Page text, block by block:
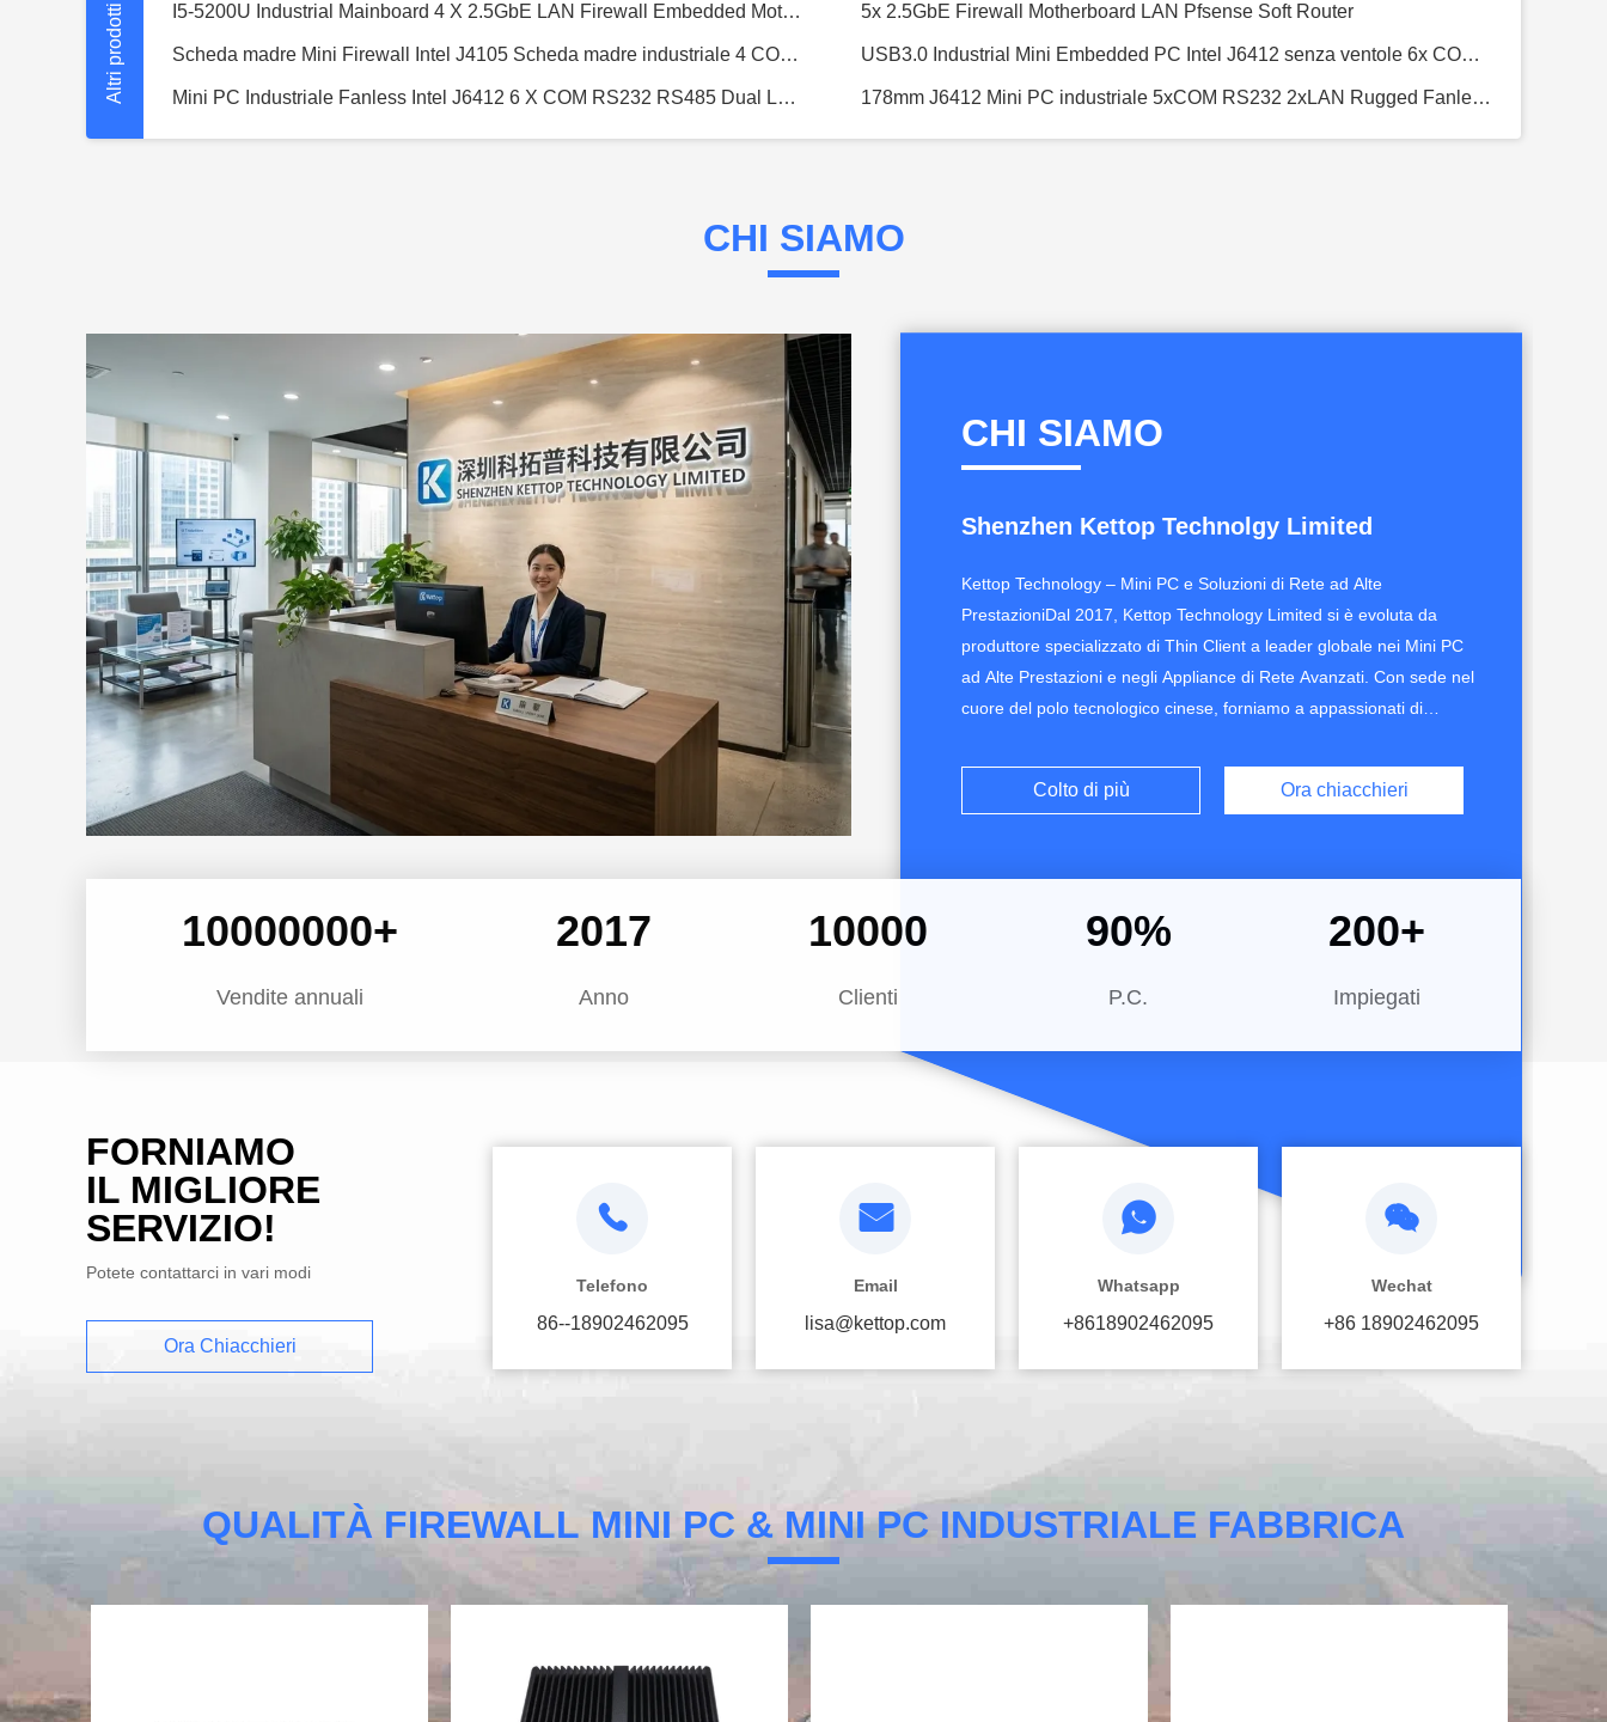
Altri prodotti 2400MHz Industrial Mini Pc Intel I5 6200U 6 COM Ports Industrial senza ventole
CHI SIAMO
CHI SIAMO
Shenzhen Kettop Technolgy Limited
Kettop Technology – Mini PC e Soluzioni di Rete ad Alte
PrestazioniDal 2017, Kettop Technology Limited si è evoluta da
produttore specializzato di Thin Client a leader globale nei Mini PC
ad Alte Prestazioni e negli Appliance di Rete Avanzati. Con sede nel
cuore del polo tecnologico cinese, forniamo a appassionati di
compatto, potente e notevolmente affidabile.1. Lo Standard d'Oro
per gli Appassionati di Rete (Smart Routing)Kettop è ...
Colto di più Ora chiacchieri
10000000+
Vendite annuali
2017
Anno
10000
Clienti
90%
P.C.
200+
Impiegati
FORNIAMO
IL MIGLIORE
SERVIZIO!
Potete contattarci in vari modi
Ora Chiacchieri
Telefono
86--18902462095
Email
lisa@kettop.com
Whatsapp
+8618902462095
Wechat
+86 18902462095
QUALITÀ FIREWALL MINI PC & MINI PC INDUSTRIALE FABBRICA